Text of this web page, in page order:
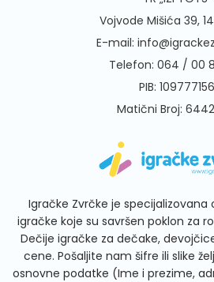
Vojvode Mišića 39,
E-mail:
Telefon: 064 / 00
PIB: 109777156
Matični Broj:
Igračke Zvrčke je specijalizovana
igračke koje su savršen poklon za
Dečije igračke za dečake,
cene. Pošaljite nam šifre ili slike
osnovne podatke (Ime i prezime,